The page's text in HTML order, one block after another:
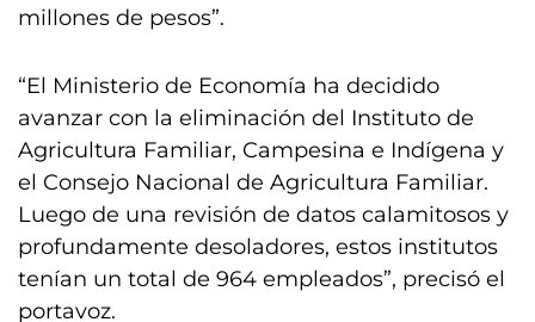
millones de pesos”.
“El Ministerio de Economía ha decidido
avanzar con la eliminación del Instituto de
Agricultura Familiar, Campesina e Indígena y
el Consejo Nacional de Agricultura Familiar.
Luego de una revisión de datos calamitosos y
profundamente desoladores, estos institutos
tenían un total de 964 empleados”, precisó el
portavoz.